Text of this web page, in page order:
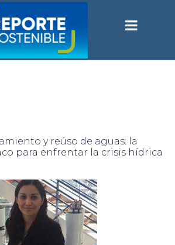
y reúso de aguas: la
para enfrentar la crisis hídrica